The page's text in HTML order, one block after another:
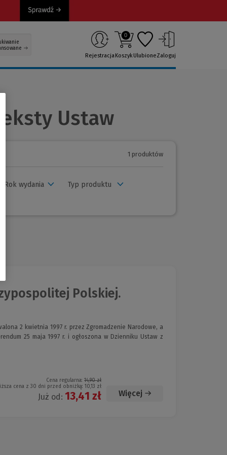
Rejestracja
0
KoszykUlubioneZaloguj
Ustaw
1 produktów
Rok wydania Typ produktu
Polskiej.
2 kwietnia 1997 r. przez Zgromadzenie Narodowe, a
25 maja 1997 r. i ogłoszona w Dzienniku Ustaw z
Cena regularna: 14,90 zł
cena z 30 dni przed obniżką: 10,13 zł
Już od: 13,41 zł Więcej